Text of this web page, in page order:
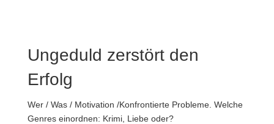
Ungeduld zerstört den
Erfolg
Wer / Was / Motivation /Konfrontierte Probleme. Welche
Genres einordnen: Krimi, Liebe oder?